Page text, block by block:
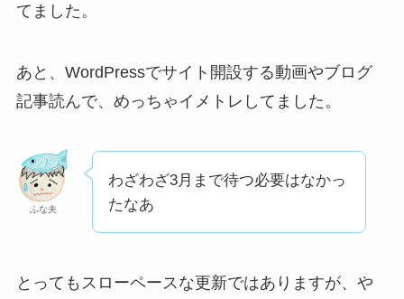
てました。
あと、WordPressでサイト開設する動画やブログ
記事読んで、めっちゃイメトレしてました。
ふな夫
わざわざ3月まで待つ必要はなかっ
たなあ
とってもスローペースな更新ではありますが、や